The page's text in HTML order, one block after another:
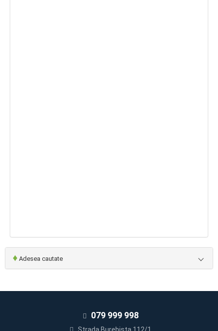
♦ Adesea cautate
079 999 998